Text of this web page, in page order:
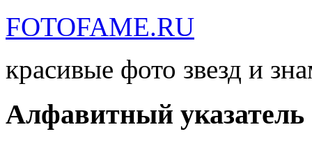
FOTOFAME.RU
красивые фото звезд и
Алфавитный указатель